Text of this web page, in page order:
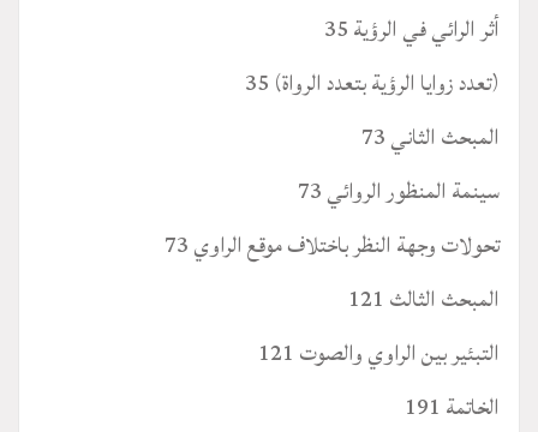
أثر الرائي في الرؤية 35
(تعدد زوايا الرؤية بتعدد الرواة) 35
المبحث الثاني 73
سينمة المنظور الروائي 73
تحولات وجهة النظر باختلاف موقع الراوي 73
المبحث الثالث 121
التبئير بين الراوي والصوت 121
الخاتمة 191